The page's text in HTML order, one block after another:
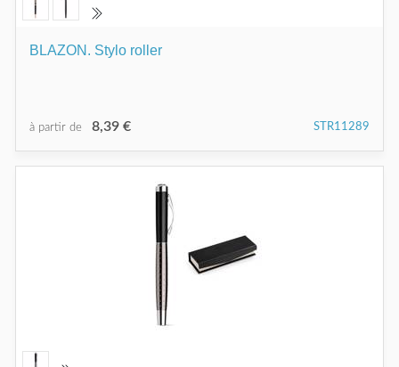
BLAZON. Stylo roller
à partir de 8,39 € STR11289